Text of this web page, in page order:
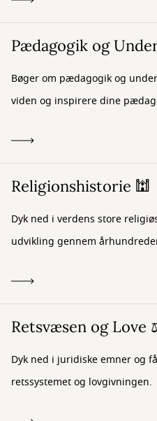
Pædagogik og
Bøger om pædagogik og
viden og inspirere dine
Religionshistorie 🕍
Dyk ned i verdens store
udvikling gennem
Retsvæsen og Love
Dyk ned i juridiske emner og
retssystemet og lovgivningen.